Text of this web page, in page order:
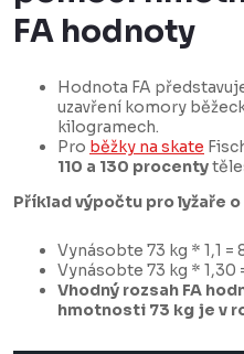
FA hodnoty
Hodnota FA
uzavření komory
kilogramech.
Pro běžky na skate
110 a 130 procenty
Příklad výpočtu pro lyžaře
Vynásobte 73 kg * 1,1 =
Vynásobte 73 kg * 1,30
Vhodný rozsah FA
hmotnosti 73 kg je v